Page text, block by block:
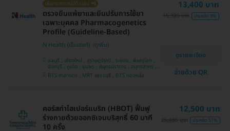
เลือกรายการได้ในแอป 📲
ตรวจยีนแพ้ยาและยีนปรับการใช้ยา
เฉพาะบุคคล Pharmacogenetics
Profile (Guideline-Based)
N Health (เอ็นเฮลท์)
ชลบุรี , เชียงใหม่ , สุราษฎร์ธานี , ระยอง , พิษณุโลก ,
จันทบุรี , ภูเก็ต , ชุมพร , สมุทรปราการ , สมุทรสาคร ,
นครราชสีมา , สุพรรณบุรี , ขอนแก่น , ปราจีนบุรี ,
ปทุมธานี , กาญจนบุรี , บางรัก , กระบี่ , เชียงราย ,
พระนครศรีอยุธยา
BTS ศาลาแดง , MRT เพชรบุรี , BTS ทองหล่อ
13,400 บาท
15,320 บาท ประหยัด 9%
ดูรายละเอียด
จ่ายด้วย QR
คอร์สทำไฮเปอร์แบริก (HBOT) ฟื้นฟู
ร่างกายด้วยออกซิเจนบริสุทธิ์ 60 นาที
10 ครั้ง
12,500 บาท
25,685 บาท ประหยัด 51%